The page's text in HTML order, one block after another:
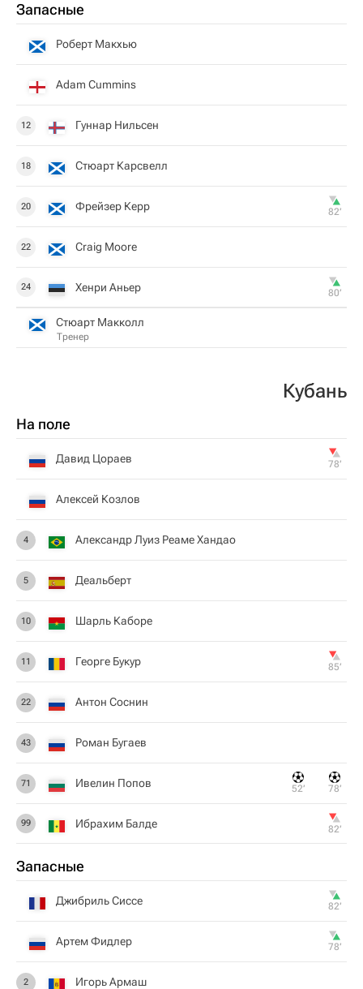
Запасные
Роберт Макхью
Adam Cummins
12 Гуннар Нильсен
18 Стюарт Карсвелл
20 Фрейзер Керр 82‎’‎
22 Craig Moore
24 Хенри Аньер 80‎’‎
Стюарт Макколл
Тренер
Кубань
На поле
Давид Цораев 78‎’‎
Алексей Козлов
4 Александр Луиз Реаме Хандао
5 Деальберт
10 Шарль Каборе
11 Георге Букур 85‎’‎
22 Антон Соснин
43 Роман Бугаев
71 Ивелин Попов 52‎’‎ 78‎’‎
99 Ибрахим Балде 82‎’‎
Запасные
Джибриль Сиссе 82‎’‎
Артем Фидлер 78‎’‎
2 Игорь Армаш